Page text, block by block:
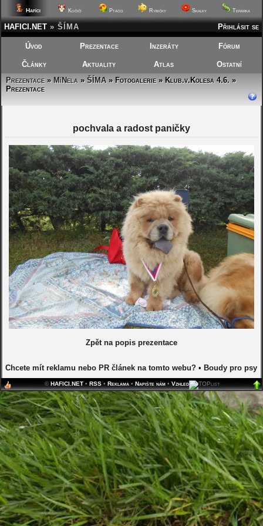
Hafíci Kočičí Ptáčci Rybičky Skalky Terárka
Přihlásit se
HAFICI.NET » ŠÍMA
Úvod Prezentace Inzeráty Fórum
Články Aktuality Atlas
Ostatní
Prezentace» MíNela »ŠÍMA» Fotogalerie » Klub.v.Kolesa 4.6. »
Prezentace
pochvala a radost paničky
Zpět na popis prezentace
Chcete mít reklamu nebo PR článek na tomto webu? • Boudy pro psy
©HAFICI.NET •RSS •Reklama •Napište nám •Vzhled